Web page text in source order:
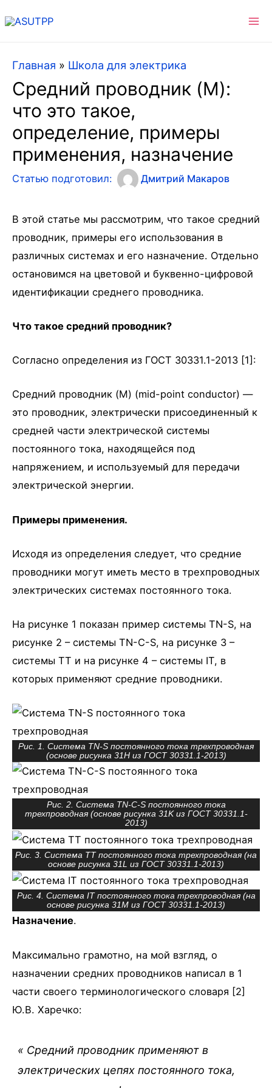
Главная » Школа для электрика
Средний проводник (M):
что это такое,
определение, примеры
применения, назначение
Статью подготовил: Дмитрий Макаров
В этой статье мы рассмотрим, что такое средний
проводник, примеры его использования в
различных системах и его назначение. Отдельно
остановимся на цветовой и буквенно-цифровой
идентификации среднего проводника.
Что такое средний проводник?
Согласно определения из ГОСТ 30331.1-2013 [1]:
Средний проводник (M) (mid-point conductor) —
это проводник, электрически присоединенный к
средней части электрической системы
постоянного тока, находящейся под
напряжением, и используемый для передачи
электрической энергии.
Примеры применения.
Исходя из определения следует, что средние
проводники могут иметь место в трехпроводных
электрических системах постоянного тока.
На рисунке 1 показан пример системы TN-S, на
рисунке 2 – системы TN-C-S, на рисунке 3 –
системы TT и на рисунке 4 – системы IT, в
которых применяют средние проводники.
Рис. 1. Система TN-S постоянного тока трехпроводная
(основе рисунка 31H из ГОСТ 30331.1-2013)
Рис. 2. Система TN-C-S постоянного тока
трехпроводная (основе рисунка 31K из ГОСТ 30331.1-
2013)
Рис. 3. Система TT постоянного тока трехпроводная (на
основе рисунка 31L из ГОСТ 30331.1-2013)
Рис. 4. Система IT постоянного тока трехпроводная (на
основе рисунка 31M из ГОСТ 30331.1-2013)
Назначение.
Максимально грамотно, на мой взгляд, о
назначении средних проводников написал в 1
части своего терминологического словаря [2]
Ю.В. Харечко:
« Средний проводник применяют в
электрических цепях постоянного тока,